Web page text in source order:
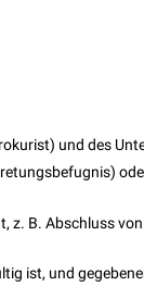
und des
z. B. Abschluss
ist, und